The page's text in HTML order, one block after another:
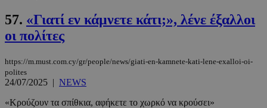
57. «Γιατί εν κάμνετε κάτι;», λένε έξαλλοι
οι πολίτες
https://m.must.com.cy/gr/people/news/giati-en-kamnete-kati-lene-exalloi-oi-
polites
24/07/2025 | NEWS
«Κρούζουν τα σπίθκια, αφήκετε το χωρκό να κρούσει»